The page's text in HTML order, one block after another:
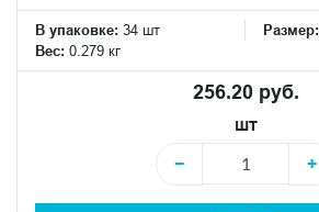
В упаковке: 34 шт Размер:
Вес: 0.279 кг
256.20 руб.
шт
−
+